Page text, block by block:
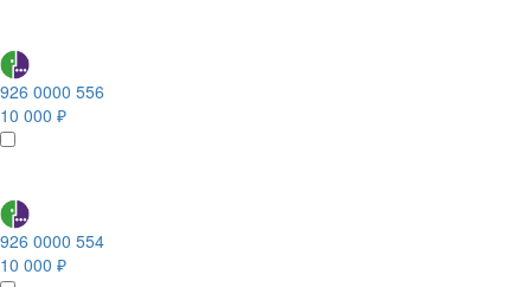
926 0000 556
10 000 ₽
926 0000 554
10 000 ₽